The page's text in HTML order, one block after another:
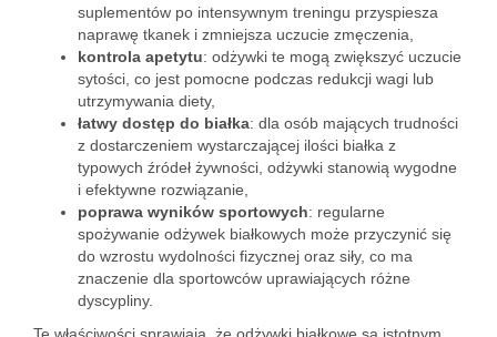
suplementów po intensywnym treningu przyspiesza
naprawę tkanek i zmniejsza uczucie zmęczenia,
kontrola apetytu: odżywki te mogą zwiększyć uczucie
sytości, co jest pomocne podczas redukcji wagi lub
utrzymywania diety,
łatwy dostęp do białka: dla osób mających trudności
z dostarczeniem wystarczającej ilości białka z
typowych źródeł żywności, odżywki stanowią wygodne
i efektywne rozwiązanie,
poprawa wyników sportowych: regularne
spożywanie odżywek białkowych może przyczynić się
do wzrostu wydolności fizycznej oraz siły, co ma
znaczenie dla sportowców uprawiających różne
dyscypliny.